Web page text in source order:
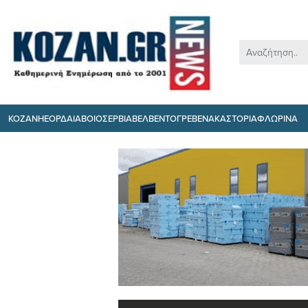
ΚΟΖΑΝΗΕΟΡΔΑΙΑΒΟΙΟΣΕΡΒΙΑΒΕΛΒΕΝΤΟΓΡΕΒΕΝΑΚΑΣΤΟΡΙΑΦΛΩΡΙΝΑ